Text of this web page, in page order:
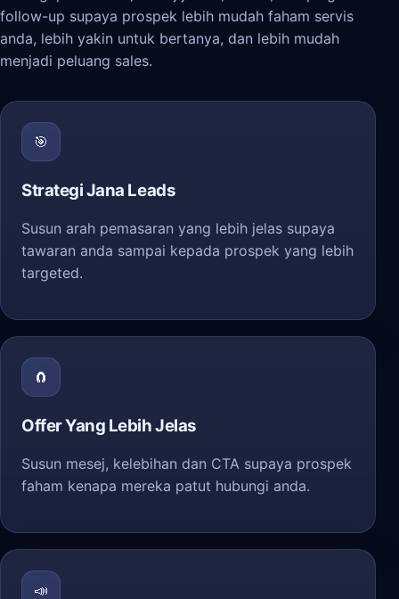
follow-up supaya prospek lebih mudah faham servis
anda, lebih yakin untuk bertanya, dan lebih mudah
menjadi peluang sales.
🎯
Strategi Jana Leads
Susun arah pemasaran yang lebih jelas supaya
tawaran anda sampai kepada prospek yang lebih
targeted.
🧲
Offer Yang Lebih Jelas
Susun mesej, kelebihan dan CTA supaya prospek
faham kenapa mereka patut hubungi anda.
📣